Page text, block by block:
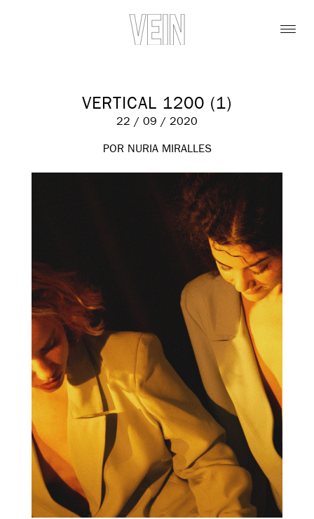
VERTICAL 1200 (1)
22 / 09 / 2020
POR NURIA MIRALLES